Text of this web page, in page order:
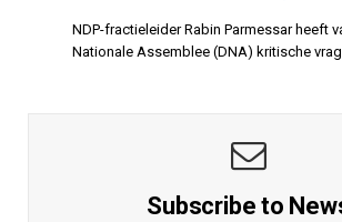
NDP-fractieleider Rabin Parmessar heeft
Nationale Assemblee (DNA) kritische
Subscribe to